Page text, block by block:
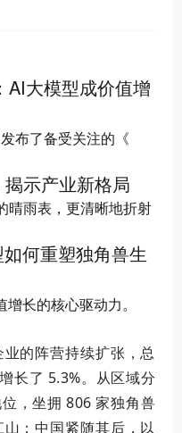
AI大模型成价值增
布了备受关注的《
示产业新格局
晴雨表，更清晰地折射
何重塑独角兽生
长的核心驱动力。
的阵营持续扩张，总
长了 5.3%。从区域分
，坐拥 806 家独角兽
；中国紧随其后，以